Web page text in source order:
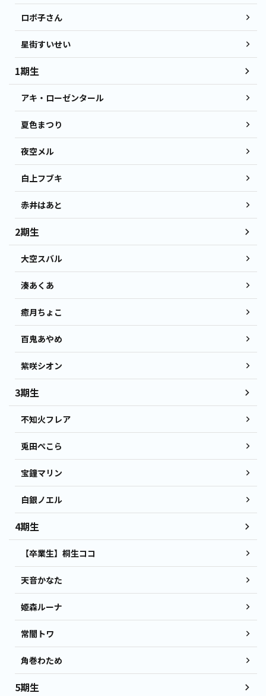
ロボ子さん
星街すいせい
1期生
アキ・ローゼンタール
夏色まつり
夜空メル
白上フブキ
赤井はあと
2期生
大空スバル
湊あくあ
癒月ちょこ
百鬼あやめ
紫咲シオン
3期生
不知火フレア
兎田ぺこら
宝鐘マリン
白銀ノエル
4期生
【卒業生】桐生ココ
天音かなた
姫森ルーナ
常闇トワ
角巻わため
5期生